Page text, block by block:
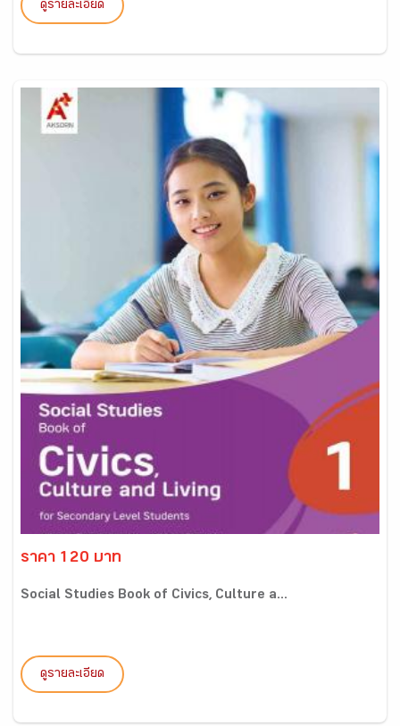
ดูรายละเอียด
ราคา 120 บาท
Social Studies Book of Civics, Culture a...
ดูรายละเอียด